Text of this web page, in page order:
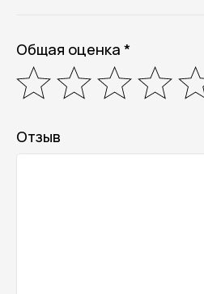
Общая оценка *
Отзыв